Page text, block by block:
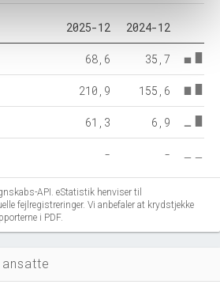
2025-12 2024-12
68,6 35,7
210,9 155,6
61,3 6,9
- -
API. eStatistik henviser til
fejlregistreringer. Vi anbefaler at krydstjekke
i PDF.